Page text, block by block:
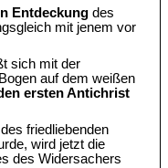
Entdeckung des
mit jenem vor
sich mit der
auf dem weißen
ersten Antichrist
friedliebenden
wird jetzt die
des Widersachers